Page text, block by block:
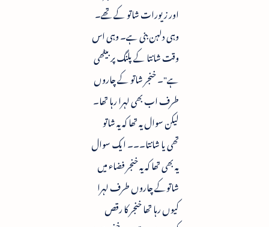
اور زیورات شاتو کے تھے۔
وہی دلہن بنی ہے۔ وہی اس
وقت شانتا کے پلنگ پر بیٹھی
ہے"۔ خنجر شاتو کے چاروں
طرف اب بھی لہرا رہا تھا۔
لیکن سوال یہ تھا کہ یہ شاتو
تھی یا شانتا۔۔۔ ایک سوال
یہ بھی تھا کہ یہ خنجر فضاء میں
شاتوکے چاروں طرف لہرا
کیوں رہا تھا خنجر کا رقص